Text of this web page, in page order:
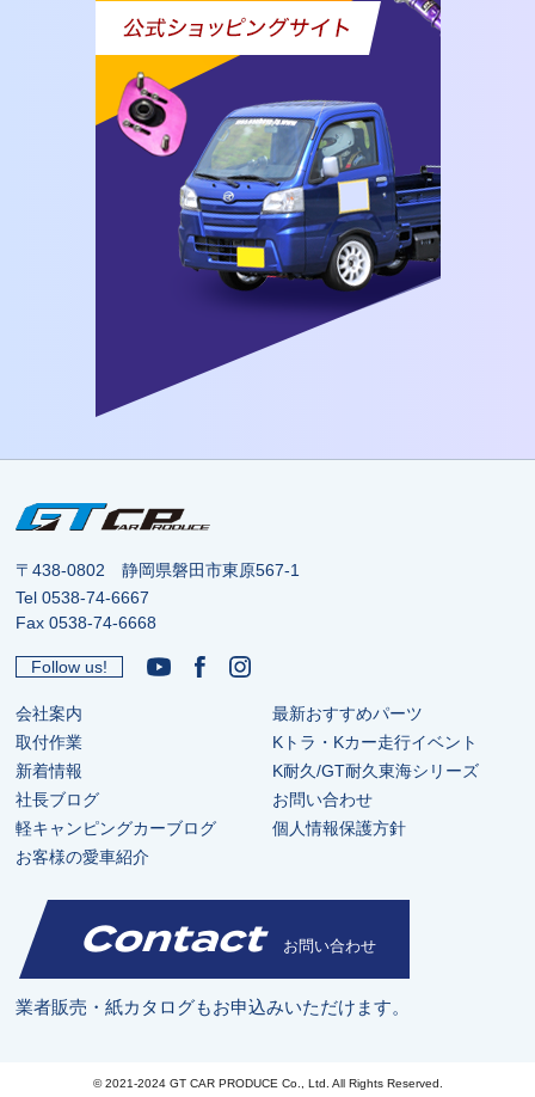
〒438-0802 静岡県磐田市東原567-1
Tel0538-74-6667
Fax 0538-74-6668
Follow us!
会社案内
取付作業
新着情報
社長ブログ
軽キャンピングカーブログ
お客様の愛車紹介
最新おすすめパーツ
Kトラ・Kカー走行イベント
K耐久/GT耐久東海シリーズ
お問い合わせ
個人情報保護方針
Contact お問い合わせ
業者販売・紙カタログもお申込みいただけます。
© 2021-2024 GT CAR PRODUCE Co., Ltd. All Rights Reserved.